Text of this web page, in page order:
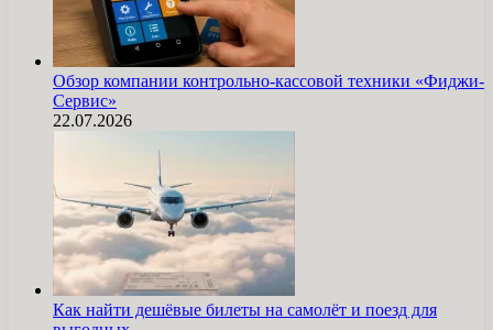
Обзор компании контрольно-кассовой техники «Фиджи-
Сервис»
22.07.2026
Как найти дешёвые билеты на самолёт и поезд для